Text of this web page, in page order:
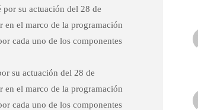
su actuación del 28 de
en el marco de la programación
cada uno de los componentes
su actuación del 28 de
en el marco de la programación
cada uno de los componentes